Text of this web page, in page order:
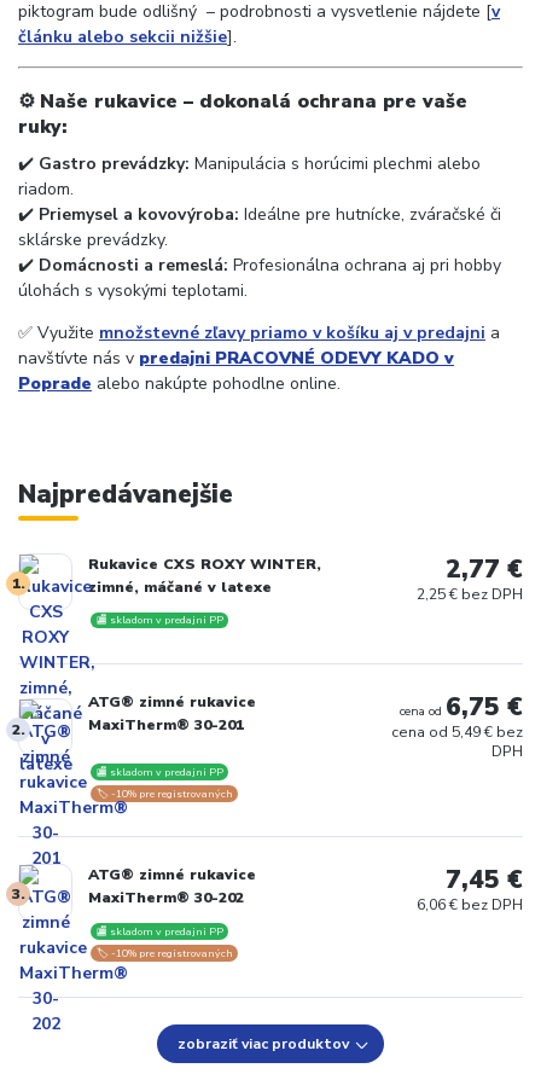
piktogram bude odlišný – podrobnosti a vysvetlenie nájdete [v
článku alebo sekcii nižšie].
⚙️ Naše rukavice – dokonalá ochrana pre vaše
ruky:
✔️ Gastro prevádzky: Manipulácia s horúcimi plechmi alebo
riadom.
✔️ Priemysel a kovovýroba: Ideálne pre hutnícke, zváračské či
sklárske prevádzky.
✔️ Domácnosti a remeslá: Profesionálna ochrana aj pri hobby
úlohách s vysokými teplotami.
✅ Využite množstevné zľavy priamo v košíku aj v predajni a
navštívte nás v predajni PRACOVNÉ ODEVY KADO v
Poprade alebo nakúpte pohodlne online.
Najpredávanejšie
1.
Rukavice CXS ROXY WINTER,
zimné, máčané v latexe
🏬 skladom v predajni PP
2,77 €
2,25 € bez DPH
2.
ATG® zimné rukavice
MaxiTherm® 30-201
🏬 skladom v predajni PP
🏷️ -10% pre registrovaných
cena od 6,75 €
cena od 5,49 € bez
DPH
3.
ATG® zimné rukavice
MaxiTherm® 30-202
🏬 skladom v predajni PP
🏷️ -10% pre registrovaných
7,45 €
6,06 € bez DPH
zobraziť viac produktov